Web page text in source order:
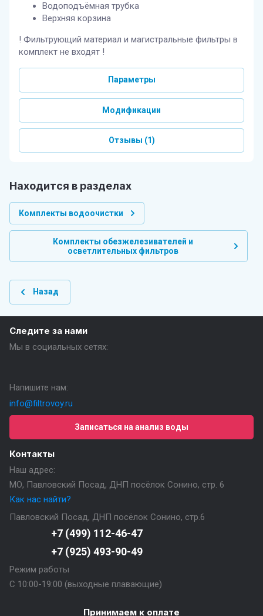
Водоподъёмная трубка
Верхняя корзина
! Фильтрующий материал и магистральные фильтры в
комплект не входят !
Параметры
Модификации
Отзывы (1)
Находится в разделах
Комплекты водоочистки
Комплекты обезжелезивателей и
осветлительных фильтров
Назад
Контакты
Наш адрес:
МО, Павловский Посад, ДНП посёлок Сонино, стр. 6
Как нас найти?
Павловский Посад, ДНП посёлок Сонино, стр.6
+7 (499) 112-46-47
+7 (925) 493-90-49
Режим работы
С 10:00-19:00 (выходные плавающие)
Следите за нами
Мы в социальных сетях:
Напишите нам:
info@filtrovoy.ru
Записаться на анализ воды
Принимаем к оплате